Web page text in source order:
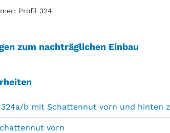
Profil 324
zum nachträglichen Einbau
b mit Schattennut vorn und hinten
vorn